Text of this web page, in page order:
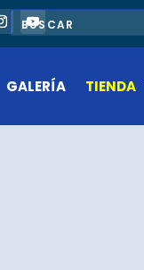
GALERÍA TIENDA